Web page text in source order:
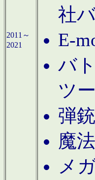
2011～
2021
社
E-
バ
ツー
弾
魔
メ